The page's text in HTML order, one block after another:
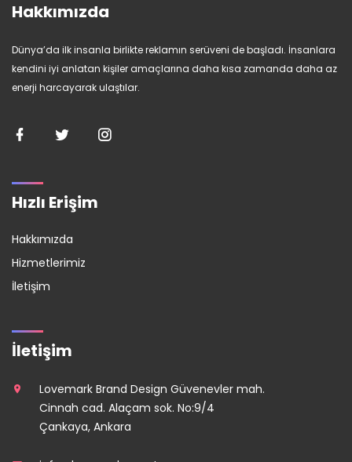
Hakkımızda
Dünya’da ilk insanla birlikte reklamın serüveni de başladı. İnsanlara
kendini iyi anlatan kişiler amaçlarına daha kısa zamanda daha az
enerji harcayarak ulaştılar.
Hızlı Erişim
Hakkımızda
Hizmetlerimiz
İletişim
İletişim
Lovemark Brand Design Güvenevler mah.
Cinnah cad. Alaçam sok. No:9/4
Çankaya, Ankara